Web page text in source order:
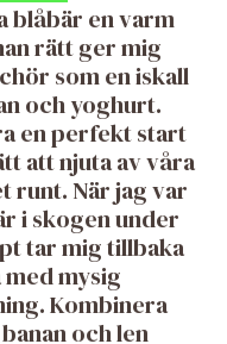
blåbär en varm
rätt ger mig
som en iskall
och yoghurt.
en perfekt start
att njuta av våra
runt. När jag var
i skogen under
tar mig tillbaka
mysig
Kombinera
och len